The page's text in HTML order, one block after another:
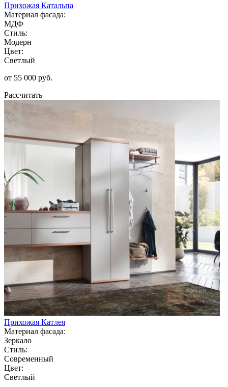
Прихожая Катальпа
Материал фасада:
МДФ
Стиль:
Модерн
Цвет:
Светлый
от 55 000 руб.
Рассчитать
Прихожая Катлея
Материал фасада:
Зеркало
Стиль:
Современный
Цвет:
Светлый